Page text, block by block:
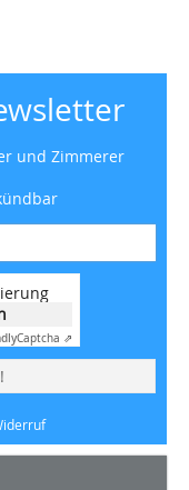
und Zimmerer
Captcha ⇗